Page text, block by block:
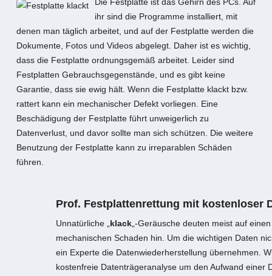
ihr sind die Programme installiert, mit
denen man täglich arbeitet, und auf der Festplatte werden die
Dokumente, Fotos und Videos abgelegt. Daher ist es wichtig,
dass die Festplatte ordnungsgemäß arbeitet. Leider sind
Festplatten Gebrauchsgegenstände, und es gibt keine
Garantie, dass sie ewig hält. Wenn die Festplatte klackt bzw.
rattert kann ein mechanischer Defekt vorliegen. Eine
Beschädigung der Festplatte führt unweigerlich zu
Datenverlust, und davor sollte man sich schützen. Die weitere
Benutzung der Festplatte kann zu irreparablen Schäden
führen.
Prof. Festplattenrettung mit kostenloser
Unnatürliche „ klack„-Geräusche deuten meist auf einen
mechanischen Schaden hin. Um die wichtigen Daten
ein Experte die Datenwiederherstellung übernehmen.
kostenfreie Datenträgeranalyse um den Aufwand einer